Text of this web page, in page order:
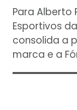
Para Alberto
Esportivos
consolida a
marca e a